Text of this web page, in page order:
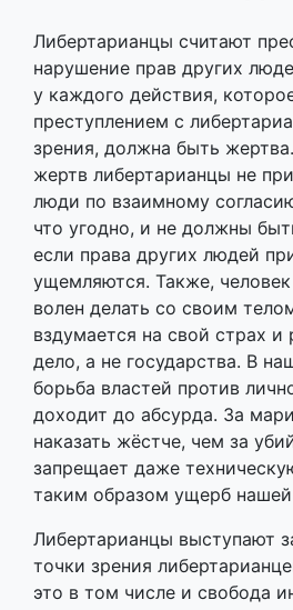
Либертарианцы считают
нарушение прав других
у каждого действия,
преступлением с
зрения, должна быть
жертв либертарианцы не
люди по взаимному
что угодно, и не должны
если права других людей
ущемляются. Также,
волен делать со своим
вздумается на свой страх и
дело, а не государства. В
борьба властей против
доходит до абсурда. За
наказать жёстче, чем за
запрещает даже
таким образом ущерб
Либертарианцы выступают
точки зрения
это в том числе и свобода